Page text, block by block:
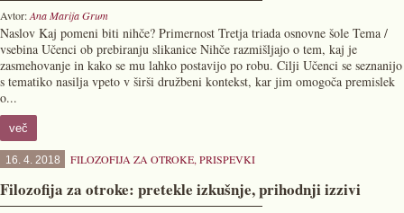
Avtor:Ana Marija Grum
Naslov Kaj pomeni biti nihče? Primernost Tretja triada osnovne šole Tema /
vsebina Učenci ob prebiranju slikanice Nihče razmišljajo o tem, kaj je
zasmehovanje in kako se mu lahko postavijo po robu. Cilji Učenci se seznanijo
s tematiko nasilja vpeto v širši družbeni kontekst, kar jim omogoča premislek
o...
več
16. 4. 2018 FILOZOFIJA ZA OTROKE, PRISPEVKI
Filozofija za otroke: pretekle izkušnje, prihodnji izzivi